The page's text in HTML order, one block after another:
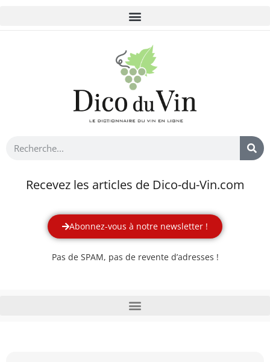
Recevez les articles de Dico-du-Vin.com
Abonnez-vous à notre newsletter !
Pas de SPAM, pas de revente d’adresses !